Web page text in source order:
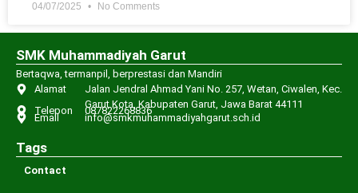
04/07/2025 No Comments
SMK Muhammadiyah Garut
Bertaqwa, termanpil, berprestasi dan Mandiri
Alamat
Jalan Jendral Ahmad Yani No. 257, Wetan, Ciwalen, Kec.
Garut Kota, Kabupaten Garut, Jawa Barat 44111
Telepon 087822268836
Email info@smkmuhammadiyahgarut.sch.id
Tags
Contact